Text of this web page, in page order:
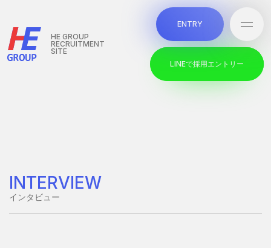
HE GROUP
RECRUITMENT
SITE
LINEで採用エン ト リ ー
ENTRY
インタビュー
INTERVIEW